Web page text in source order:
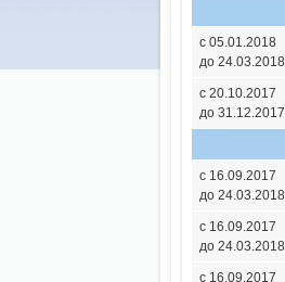
с 05.01.2018
до 24.03.2018
с 20.10.2017
до 31.12.2017
с 16.09.2017
до 24.03.2018
с 16.09.2017
до 24.03.2018
с 16.09.2017